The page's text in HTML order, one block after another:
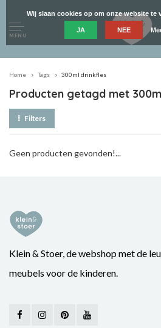
MENU
Home Tags 300ml drinkfles
Producten getagd met
Filters
Geen producten gevonden!...
Klein & Stoer, de webshop met de
meubels voor de kinderen.
Wij slaan cookies op om onze website te
JA NEE